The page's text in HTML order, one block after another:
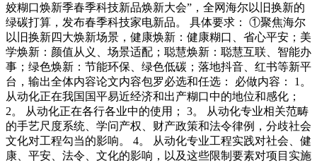
姣糊口焕新季春季科技新品焕新大会”，全网海尔以旧换新的
绿碳打算，发布春季科技家电新品。 具体要求： ①聚焦海尔
以旧换新四大焕新场景，健康焕新：健康糊口、省心平安；美
学焕新：颜值从义、场景适配；聪慧焕新：聪慧互联、智能办
事；绿色焕新：节能环保、绿色低碳；落地抖音、红书等新平
台，输出全体内容论文内容包罗必选和任选： 必做内容： 1。
从动化正在我国国平易近经济和出产糊口中的地位和感化；
2。 从动化正在各行各业中的使用； 3。 从动化专业相关范畴
的手艺尺度系统、学问产权、财产政策和法令律例，分歧社会
文化对工程勾当的影响。 4。 从动化专业工程实践对社会、健
康、平安、法令、文化的影响，以及这些限制要素对项目实施